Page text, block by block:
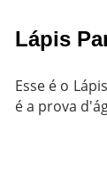
Lápis
Esse é o
é a prova